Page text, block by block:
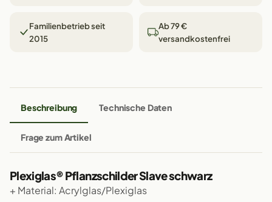
Familienbetrieb seit
2015
Ab 79 €
versandkostenfrei
Beschreibung Technische Daten
Frage zum Artikel
Plexiglas® Pflanzschilder Slave schwarz
+ Material: Acrylglas/Plexiglas